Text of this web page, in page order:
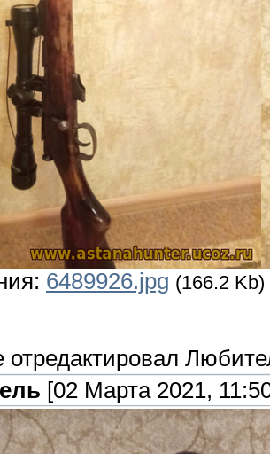
6489926.jpg (166.2 Kb)
[02 Марта 2021,